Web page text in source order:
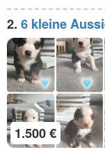
2. 6 kleine
1.500 €